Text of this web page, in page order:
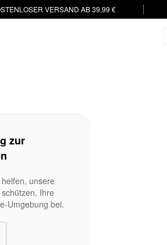
VERSAND AB 39,99 €
zur
unsere
Ihre
Umgebung bei.